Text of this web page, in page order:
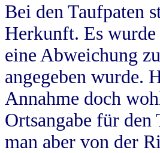
Bei den Taufpaten
Herkunft. Es wurde
eine Abweichung
angegeben wurde.
Annahme doch
Ortsangabe für den
man aber von der